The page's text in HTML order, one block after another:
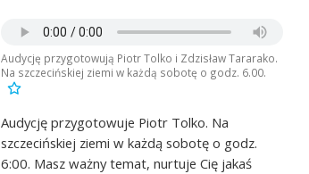
Audycję przygotowują Piotr Tolko i Zdzisław Tararako.
Na szczecińskiej ziemi w każdą sobotę o godz. 6.00.
Audycję przygotowuje Piotr Tolko. Na
szczecińskiej ziemi w każdą sobotę o godz.
6:00. Masz ważny temat, nurtuje Cię jakaś